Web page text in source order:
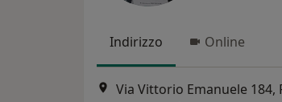
Indirizzo Online
Via Vittorio Emanuele 184,